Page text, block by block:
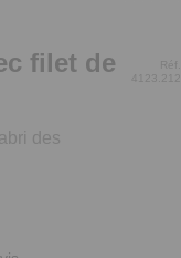
filet de
des
Réf.